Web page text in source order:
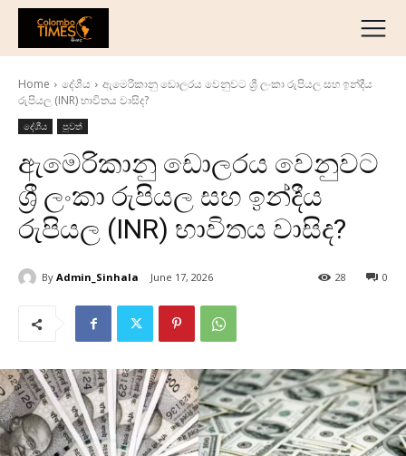
දේශීය
ජාත්‍යන්තර
ව්‍යාපාරික
අධ්‍යාපනික
හෝටල් සහ සංචාරක
ක්‍රීඩා
English
Home දේශීය
ඇමෙරිකානු ඩොලරය වෙනුවට ශ්‍රී ලංකා රුපියල සහ ඉන්දීය
රුපියල (INR) භාවිතය වාසිද?
දේශීය පුවත්
ඇමෙරිකානු ඩොලරය වෙනුවට
ශ්‍රී ලංකා රුපියල සහ ඉන්දීය
රුපියල (INR) භාවිතය වාසිද?
By Admin_Sinhala June 17, 2026 0
28